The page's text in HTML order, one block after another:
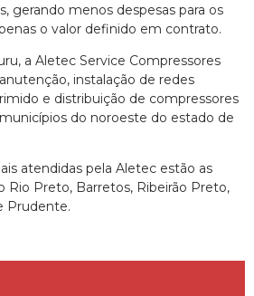
gerando menos despesas para os
o valor definido em contrato.
a Aletec Service Compressores
instalação de redes
e distribuição de compressores
do noroeste do estado de
atendidas pela Aletec estão as
Rio Preto, Barretos, Ribeirão Preto,
Prudente.